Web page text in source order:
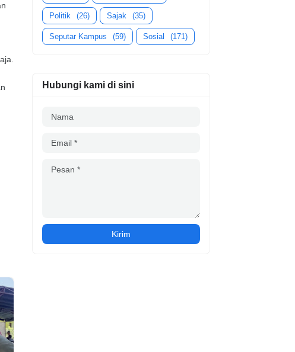
Politik (26) Sajak (35)
Seputar Kampus (59) Sosial (171)
Hubungi kami di sini